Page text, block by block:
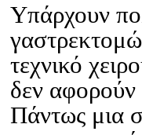
Υπάρχουν
τεχνικό
δεν
Πάντως μια